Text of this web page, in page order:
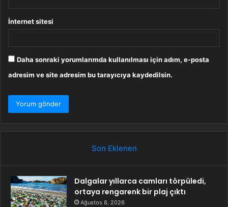
İnternet sitesi
Daha sonraki yorumlarımda kullanılması için adım, e-posta
adresim ve site adresim bu tarayıcıya kaydedilsin.
Son Eklenen
Dalgalar yıllarca camları törpüledi,
ortaya rengarenk bir plaj çıktı
Ağustos 8, 2026